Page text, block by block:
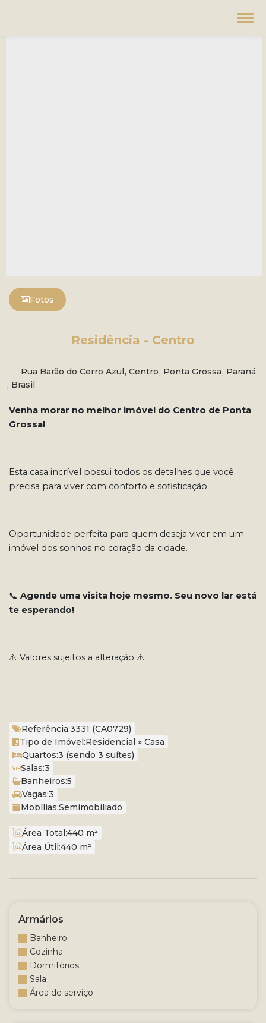
Fotos
Residência - Centro
Rua Barão do Cerro Azul, Centro, Ponta Grossa, Paraná
, Brasil
Venha morar no melhor imóvel do Centro de Ponta
Grossa!
Esta casa incrível possui todos os detalhes que você
precisa para viver com conforto e sofisticação.
Oportunidade perfeita para quem deseja viver em um
imóvel dos sonhos no coração da cidade.
📞 Agende uma visita hoje mesmo. Seu novo lar está
te esperando!
⚠️ Valores sujeitos a alteração ⚠️
Referência:3331 (CA0729)
Tipo de Imóvel:Residencial » Casa
Quartos:3 (sendo 3 suítes)
Salas:3
Banheiros:5
Vagas:3
Mobílias:Semimobiliado
Área Total:440 m²
Área Útil:440 m²
Armários
Banheiro
Cozinha
Dormitórios
Sala
Área de serviço